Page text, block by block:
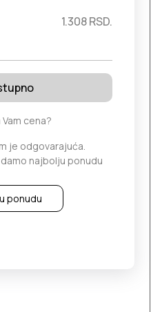
1.308RSD.
cena?
je odgovarajuća.
najbolju ponudu
ponudu